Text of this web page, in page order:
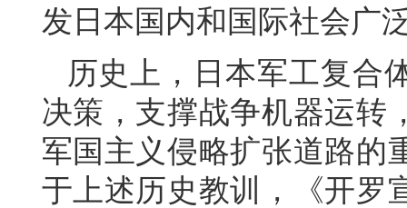
发日本国内和国际社会广
历史上，日本军工复合
决策，支撑战争机器运转
军国主义侵略扩张道路的
于上述历史教训，《开罗